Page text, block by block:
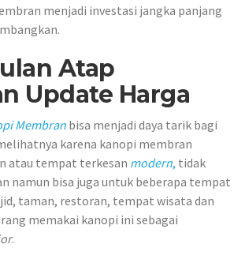
menjadi investasi jangka panjang
Atap
Update Harga
Membranbisa menjadi daya tarik bagi
karena kanopi membran
atau tempat terkesan modern, tidak
namun bisa juga untuk beberapa tempat
taman, restoran, tempat wisata dan
memakai kanopi ini sebagai
.